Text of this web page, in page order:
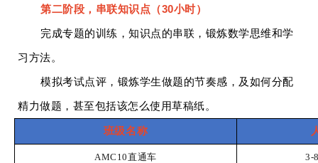
第二阶段，串联知识点（30小时）
完成专题的训练，知识点的串联，锻炼数学思维和学
习方法。
模拟考试点评，锻炼学生做题的节奏感，及如何分配
精力做题，甚至包括该怎么使用草稿纸。
班级名称
AMC10直通车 3-